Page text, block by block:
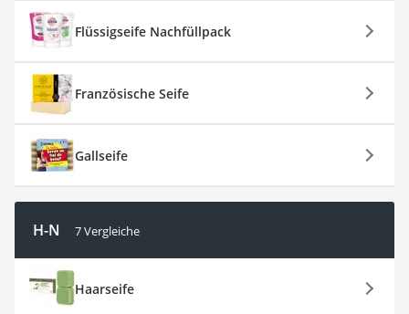
Flüssigseife Nachfüllpack
Französische Seife
Gallseife
H-N 7 Vergleiche
Haarseife